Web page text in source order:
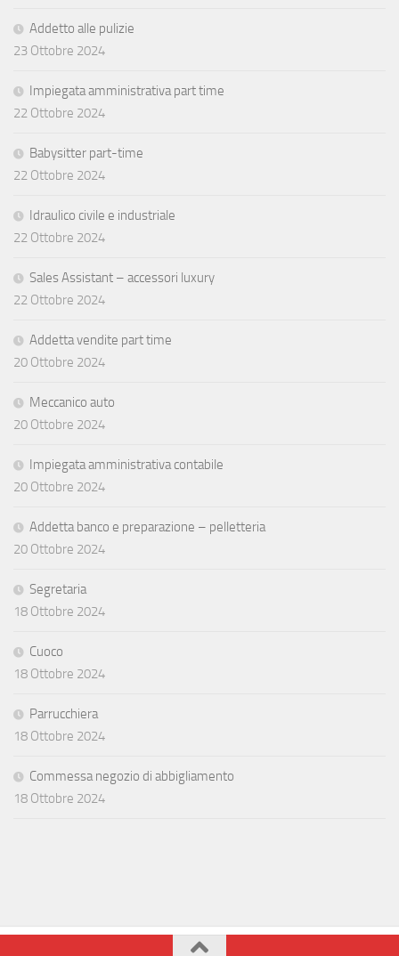
Addetto alle pulizie
23 Ottobre 2024
Impiegata amministrativa part time
22 Ottobre 2024
Babysitter part-time
22 Ottobre 2024
Idraulico civile e industriale
22 Ottobre 2024
Sales Assistant – accessori luxury
22 Ottobre 2024
Addetta vendite part time
20 Ottobre 2024
Meccanico auto
20 Ottobre 2024
Impiegata amministrativa contabile
20 Ottobre 2024
Addetta banco e preparazione – pelletteria
20 Ottobre 2024
Segretaria
18 Ottobre 2024
Cuoco
18 Ottobre 2024
Parrucchiera
18 Ottobre 2024
Commessa negozio di abbigliamento
18 Ottobre 2024